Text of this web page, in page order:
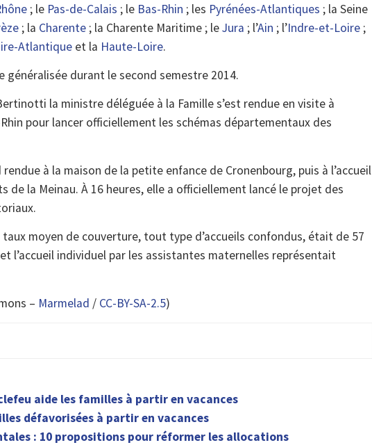
; le Pas-de-Calais ; le Bas-Rhin ; les Pyrénées-Atlantiques ; la Seine
; la Charente ; la Charente Maritime ; leJura ; l’Ain ; l’Indre-et-Loire ;
Atlantique et la Haute-Loire.
généralisée durant le second semestre 2014.
la ministre déléguée à la Famille s’est rendue en visite à
pour lancer officiellement les schémas départementaux des
rendue à la maison de la petite enfance de Cronenbourg, puis à l’accueil
de la Meinau. À 16 heures, elle a officiellement lancé le projet des
moyen de couverture, tout type d’accueils confondus, était de 57
l’accueil individuel par les assistantes maternelles représentait
– Marmelad / CC-BY-SA-2.5)
aide les familles à partir en vacances
défavorisées à partir en vacances
: 10 propositions pour réformer les allocations